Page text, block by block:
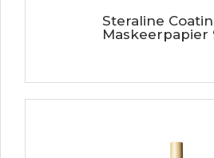
Steraline
Maskeerpapier